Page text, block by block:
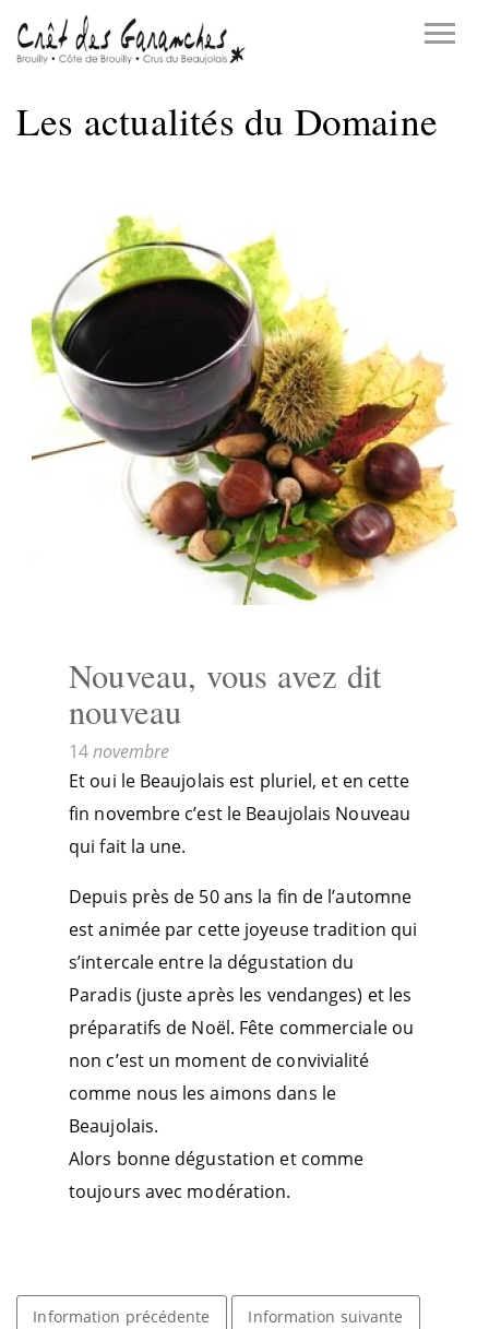
Les actualités du Domaine
Nouveau, vous avez dit
nouveau
14novembre
Et oui le Beaujolais est pluriel, et en cette
fin novembre c’est le Beaujolais Nouveau
qui fait la une.
Depuis près de 50 ans la fin de l’automne
est animée par cette joyeuse tradition qui
s’intercale entre la dégustation du
Paradis (juste après les vendanges) et les
préparatifs de Noël. Fête commerciale ou
non c’est un moment de convivialité
comme nous les aimons dans le
Beaujolais.
Alors bonne dégustation et comme
toujours avec modération.
Information précédente Information suivante